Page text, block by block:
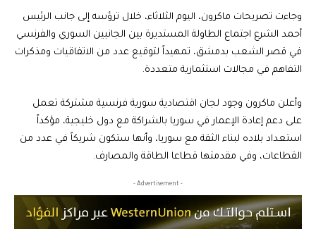
وجاءت تصريحات ماكرون، اليوم الثلاثاء، خلال ترؤسه إلى جانب الرئيس
أحمد الشرع اجتماع الطاولة المستديرة بين الجانبين السوري والفرنسي
في قصر الشعب بدمشق، تمهيداً لتوقيع عدد من الاتفاقيات ومذكرات
التفاهم في مجالات استثمارية متعددة.
وأعلن ماكرون وجود لجان اقتصادية سورية فرنسية مشتركة تعمل
على دعم إعادة الإعمار في سوريا بالشراكة مع دول خليجية، مؤكداً
استعداد بلاده لبناء الثقة مع سوريا، وأنها ستكون شريكاً في عدد من
القطاعات، وفي مقدمتها قطاعا الطاقة والمصارف.
- Advertisement -